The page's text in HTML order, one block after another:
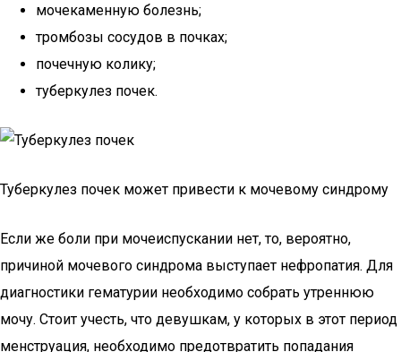
мочекаменную болезнь;
тромбозы сосудов в почках;
почечную колику;
туберкулез почек.
Туберкулез почек может привести к мочевому синдрому
Если же боли при мочеиспускании нет, то, вероятно,
причиной мочевого синдрома выступает нефропатия. Для
диагностики гематурии необходимо собрать утреннюю
мочу. Стоит учесть, что девушкам, у которых в этот период
менструация, необходимо предотвратить попадания